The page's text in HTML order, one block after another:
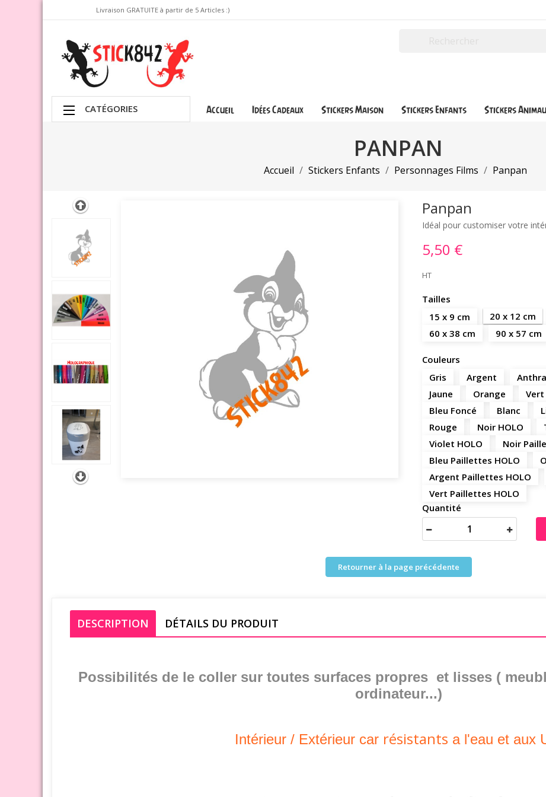
Livraison GRATUITE à partir de 5 Articles :)
Accueil Idées Cadeaux Stickers Maison Stickers Enfants Stickers
CATÉGORIES
PANPAN
Accueil Stickers Enfants Personnages Films Panpan
Panpan
Idéal pour customiser votre
5,50 €
HT
Tailles
15 x 9 cm
20 x 12 cm
60 x 38 cm
90 x 57 cm
Couleurs
Gris
Argent
Jaune
Orange Vert
Bleu Foncé
Blanc
Rouge
Noir HOLO
Violet HOLO
Noir
Bleu Paillettes HOLO
Argent Paillettes HOLO
Vert Paillettes HOLO
Quantité
Retourner à la page précédente
DESCRIPTION DÉTAILS DU PRODUIT
Possibilités de le coller sur toutes surfaces propres et lisses (
ordinateur...)
Intérieur / Extérieurcar résistants a l'eau et aux